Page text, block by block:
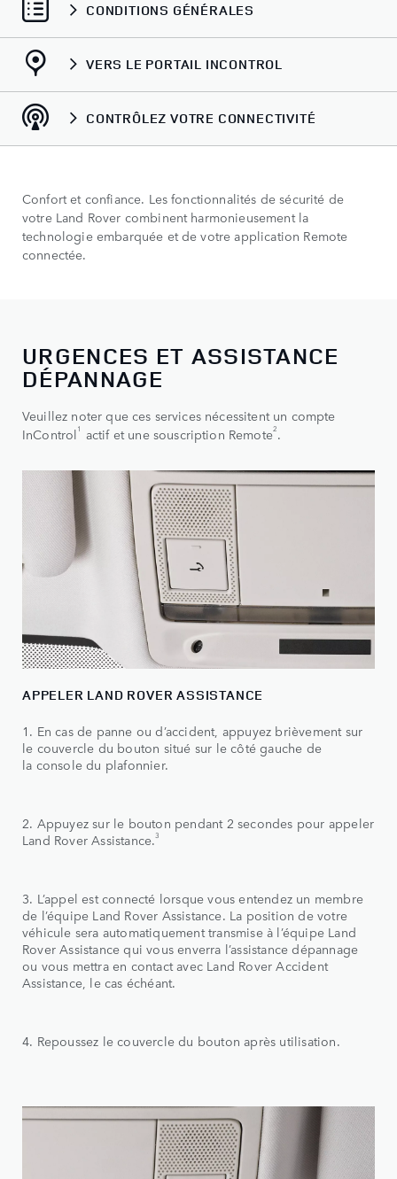
CONDITIONS GÉNÉRALES
VERS LE PORTAIL INCONTROL
CONTRÔLEZ VOTRE CONNECTIVITÉ
Confort et confiance. Les fonctionnalités de sécurité de
votre Land Rover combinent harmonieusement la
technologie embarquée et de votre application Remote
connectée.
URGENCES ET ASSISTANCE
DÉPANNAGE
Veuillez noter que ces services nécessitent un compte
InControl1 actif et une souscription Remote2.
APPELER LAND ROVER ASSISTANCE
1. En cas de panne ou d’accident, appuyez brièvement sur
le couvercle du bouton situé sur le côté gauche de
la console du plafonnier.
2. Appuyez sur le bouton pendant 2 secondes pour appeler
Land Rover Assistance.3
3. L’appel est connecté lorsque vous entendez un membre
de l’équipe Land Rover Assistance. La position de votre
véhicule sera automatiquement transmise à l’équipe Land
Rover Assistance qui vous enverra l’assistance dépannage
ou vous mettra en contact avec Land Rover Accident
Assistance, le cas échéant.
4. Repoussez le couvercle du bouton après utilisation.